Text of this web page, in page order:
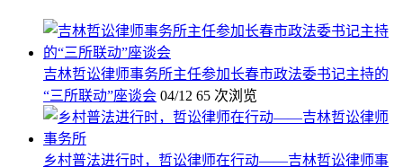
吉林哲讼律师事务所主任参加长春市政法委书记主持的
“三所联动”座谈会 04/12 65 次浏览
乡村普法进行时，哲讼律师在行动——吉林哲讼律师事